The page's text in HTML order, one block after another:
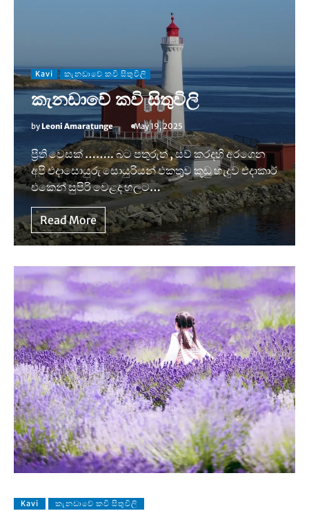
Kavi කැනඩාවේ කවි සිතුවිලි
කැනඩාවේ කවි සිතුවිලි
byLeoni Amaratunge May 19, 2025
ප්‍රීති වෙසක් …….. බට පතුරුත් , සව් කරදහි අරගෙන
අපි එදාසොයුරු සොයුරියන් එකතුව කූඩු හැදුව එදාකාර්
එකෙන් සුපිරි වෙළද හලට…
Read More
Kavi කැනඩාවේ කවි සිතුවිලි